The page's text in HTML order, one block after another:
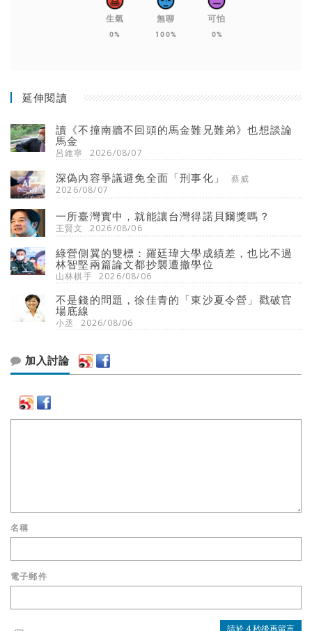
生氣
0%
無聊
100%
可怕
0%
延伸閱讀
讀《不撞南牆不回頭的馬金難兄難弟》也想談論
馬金
呂維寧 2026/08/07
深偽內容爭議避免全面「刑事化」
蔡威
2026/08/07
一所臺灣實中，就能讓台灣得諾貝爾獎嗎？
王賢文 2026/08/06
綠營側翼的雙標：羅廷瑋大學成績差，也比不過
林智堅兩篇論文都抄襲遭撤學位
山林棋手 2026/08/06
不是錢的問題，徐佳青的「東沙夏令營」戳破官
場底線
小丞 2026/08/06
加入討論
名稱
電子郵件